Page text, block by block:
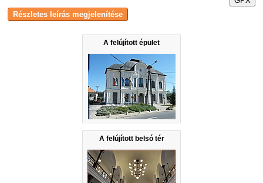
A felújított épület
A felújított belsó tér